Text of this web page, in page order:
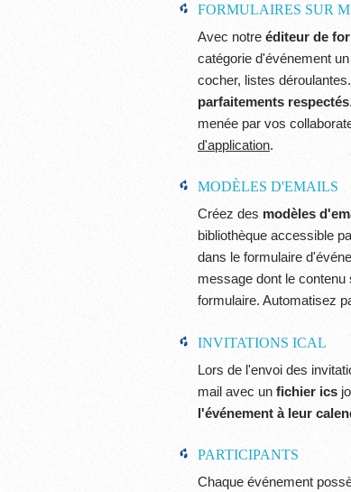
FORMULAIRES SUR
Avec notre éditeur de
catégorie d'événement
cocher, listes
parfaitements respectés
menée par vos
d'application.
MODÈLES D'EMAILS
Créez des modèles
bibliothèque accessible
dans le formulaire
message dont le
formulaire. Automatisez
INVITATIONS ICAL
Lors de l'envoi des
mail avec un fichier ics
l'événement à leur
PARTICIPANTS
Chaque événement